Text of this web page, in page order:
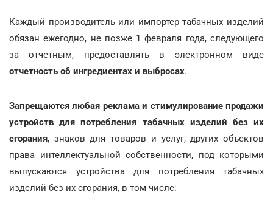
Каждый производитель или импортер табачных изделий
обязан ежегодно, не позже 1 февраля года, следующего
за отчетным, предоставлять в электронном виде
отчетность об ингредиентах и выбросах.
Запрещаются любая реклама и стимулирование продажи
устройств для потребления табачных изделий без их
сгорания, знаков для товаров и услуг, других объектов
права интеллектуальной собственности, под которыми
выпускаются устройства для потребления табачных
изделий без их сгорания, в том числе: